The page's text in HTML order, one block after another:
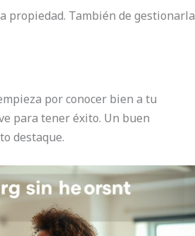
propiedad. También de gestionarla
por conocer bien a tu
para tener éxito. Un buen
destaque.